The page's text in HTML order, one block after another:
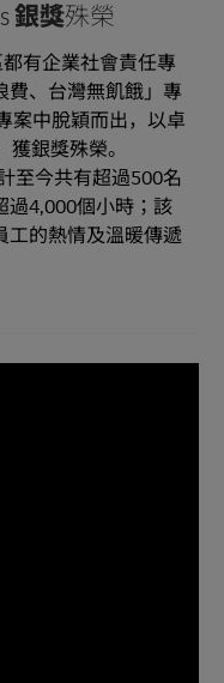
銀獎殊榮
有企業社會責任專
費、台灣無飢餓」專
案中脫穎而出，以卓
銀獎殊榮。
至今共有超過500名
過4,000個小時；該
工的熱情及溫暖傳遞